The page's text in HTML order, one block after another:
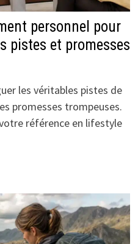
personnel pour
pistes et promesses
les véritables pistes de
promesses trompeuses.
référence en lifestyle